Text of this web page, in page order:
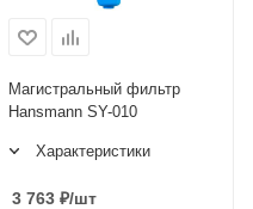
Магистральный фильтр
Hansmann SY-010
Характеристики
3 763 ₽/шт